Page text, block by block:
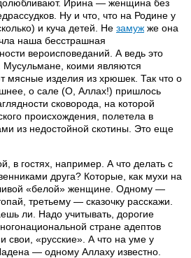
Ирина — женщина без
Ну и что, что на Родине у
и куча детей. Не замуж же она
наша бесстрашная
вероисповеданий. А ведь это
коими являются
мясные изделия из хрюшек. Так что о
о сале (О, Аллах!) пришлось
сковорода, на которой
происхождения, полетела в
из недостойной скотины. Это еще
в гостях, например. А что делать с
друга? Которые, как мухи на
«белой» женщине. Одному —
третьему — сказочку расскажи.
ли. Надо учитывать, дорогие
стране адептов
свои, «русские». А что на уме у
— одному Аллаху известно.